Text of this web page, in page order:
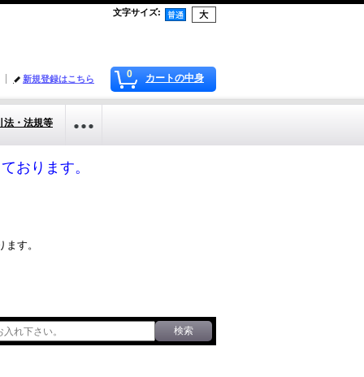
文字サイズ:
0 カートの中身
新規登録はこちら
法・法規等
おります。
す。